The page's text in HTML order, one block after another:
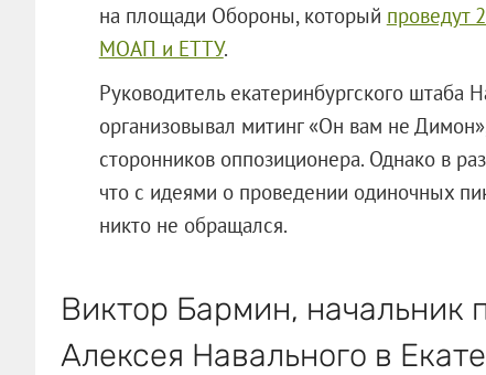
на площади Обороны, который проведут
МОАП и ЕТТУ.
Руководитель екатеринбургского штаба
организовывал митинг «Он вам не
сторонников оппозиционера. Однако в
что с идеями о проведении одиночных
никто не обращался.
Виктор Бармин, начальник
Алексея Навального в